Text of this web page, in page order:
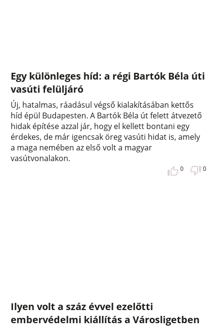
Egy különleges híd: a régi Bartók Béla úti
vasúti felüljáró
Új, hatalmas, ráadásul végső kialakításában kettős
híd épül Budapesten. A Bartók Béla út felett átvezető
hidak építése azzal jár, hogy el kellett bontani egy
érdekes, de már igencsak öreg vasúti hidat is, amely
a maga nemében az első volt a magyar
vasútvonalakon.
0 0
Ilyen volt a száz évvel ezelőtti
embervédelmi kiállítás a Városligetben